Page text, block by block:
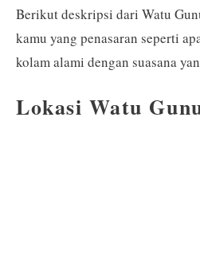
Berikut deskripsi dari Watu
kamu yang penasaran seperti
kolam alami dengan suasana
Lokasi Watu